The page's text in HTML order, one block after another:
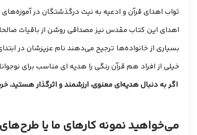
ثواب اهدای قرآن و ادعیه به نیت درگذشتگان در
اهدای این کتاب مقدس نیز مصداقی روشن از باقیات
بسیاری از خانواده‌ها ترجیح می‌دهند نام عزیزشان در
خیلی از افراد هم قرآن رنگی را هدیه ای مناسب برای
اگر به دنبال هدیه‌ای معنوی، ارزشمند و اثرگذار هستید،
​می‌خواهید نمونه کارهای ما یا